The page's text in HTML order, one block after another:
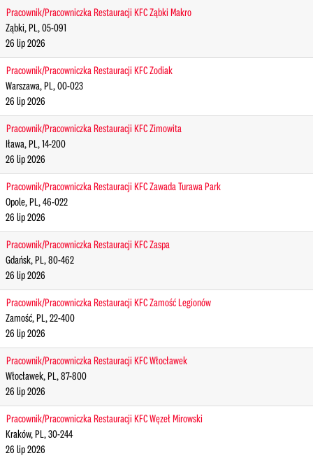
Pracownik/Pracowniczka Restauracji KFC Ząbki Makro
Ząbki, PL, 05-091
26 lip 2026
Pracownik/Pracowniczka Restauracji KFC Zodiak
Warszawa, PL, 00-023
26 lip 2026
Pracownik/Pracowniczka Restauracji KFC Zimowita
Iława, PL, 14-200
26 lip 2026
Pracownik/Pracowniczka Restauracji KFC Zawada Turawa Park
Opole, PL, 46-022
26 lip 2026
Pracownik/Pracowniczka Restauracji KFC Zaspa
Gdańsk, PL, 80-462
26 lip 2026
Pracownik/Pracowniczka Restauracji KFC Zamość Legionów
Zamość, PL, 22-400
26 lip 2026
Pracownik/Pracowniczka Restauracji KFC Włocławek
Włocławek, PL, 87-800
26 lip 2026
Pracownik/Pracowniczka Restauracji KFC Węzeł Mirowski
Kraków, PL, 30-244
26 lip 2026